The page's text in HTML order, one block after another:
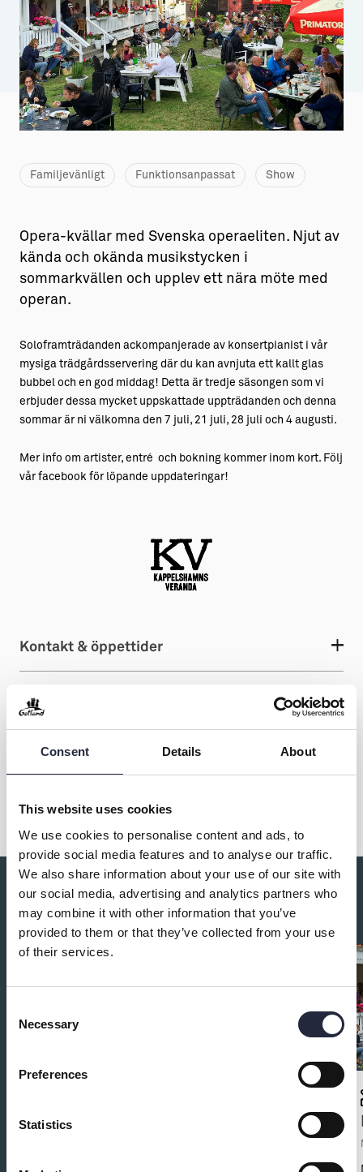
Consent Details About
This website uses cookies
We use cookies to personalise content and ads, to
provide social media features and to analyse our traffic.
We also share information about your use of our site with
our social media, advertising and analytics partners who
may combine it with other information that you’ve
provided to them or that they’ve collected from your use
of their services.
Selection
Necessary
Preferences
Statistics
Aktiviteter
Sustainable Plejs
Möten & kongresser
Hansestaden världsarv
Almedalsveckan
Visby Centrum
→ Gutamål och gotländska
Allt om bostad
→ Hyra bostad
→ Köpa bostad
Allt om livet på Ön
→ Föreningsliv
→ Idrottsliv
Barn & Familj
Familjevänligt Funktionsanpassat Show
Opera-kvällar med Svenska operaeliten. Njut av
kända och okända musikstycken i
sommarkvällen och upplev ett nära möte med
operan.
Soloframträdanden ackompanjerade av konsertpianist i vår
mysiga trädgårdsservering där du kan avnjuta ett kallt glas
bubbel och en god middag! Detta är tredje säsongen som vi
erbjuder dessa mycket uppskattade uppträdanden och denna
sommar är ni välkomna den 7 juli, 21 juli, 28 juli och 4 augusti.
Mer info om artister, entré och bokning kommer inom kort. Följ
vår facebook för löpande uppdateringar!
Kontakt & öppettider
Aktiviteten arrangeras av
Dela
Du kanske också är intresserad av:
Kappelshamns Veranda
På KV njuter du såväl dag som kväll. Här kan du